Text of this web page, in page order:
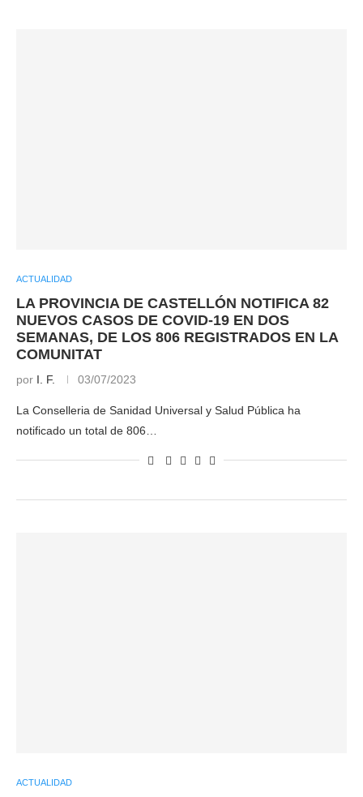
ACTUALIDAD
LA PROVINCIA DE CASTELLÓN NOTIFICA 82
NUEVOS CASOS DE COVID-19 EN DOS
SEMANAS, DE LOS 806 REGISTRADOS EN LA
COMUNITAT
por I. F. 03/07/2023
La Conselleria de Sanidad Universal y Salud Pública ha
notificado un total de 806…
ACTUALIDAD